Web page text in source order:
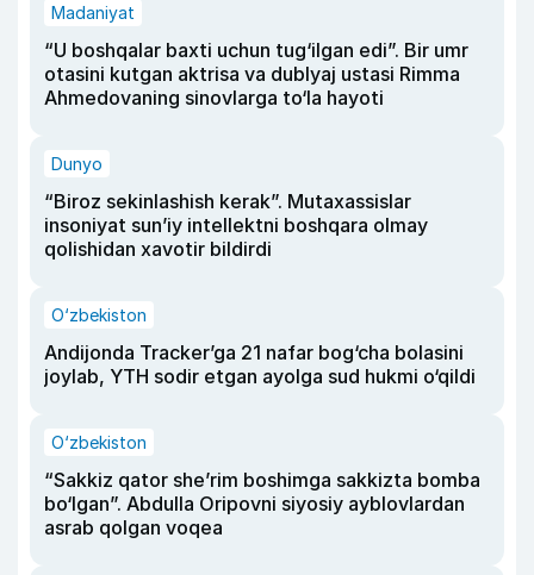
Madaniyat
“U boshqalar baxti uchun tug‘ilgan edi”. Bir umr
otasini kutgan aktrisa va dublyaj ustasi Rimma
Ahmedovaning sinovlarga to‘la hayoti
Dunyo
“Biroz sekinlashish kerak”. Mutaxassislar
insoniyat sun’iy intellektni boshqara olmay
qolishidan xavotir bildirdi
O‘zbekiston
Andijonda Tracker’ga 21 nafar bog‘cha bolasini
joylab, YTH sodir etgan ayolga sud hukmi o‘qildi
O‘zbekiston
“Sakkiz qator she’rim boshimga sakkizta bomba
bo‘lgan”. Abdulla Oripovni siyosiy ayblovlardan
asrab qolgan voqea